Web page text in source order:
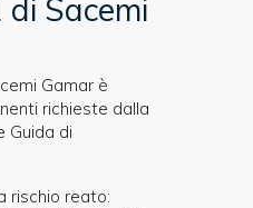
Sacemi
Gamar è
richieste dalla
Guida di
rischio reato: